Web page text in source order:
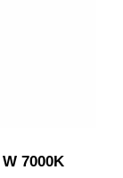
7000K